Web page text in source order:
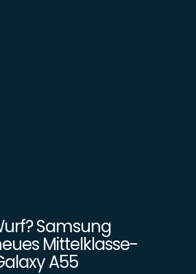
Samsung
Mittelklasse-
A55